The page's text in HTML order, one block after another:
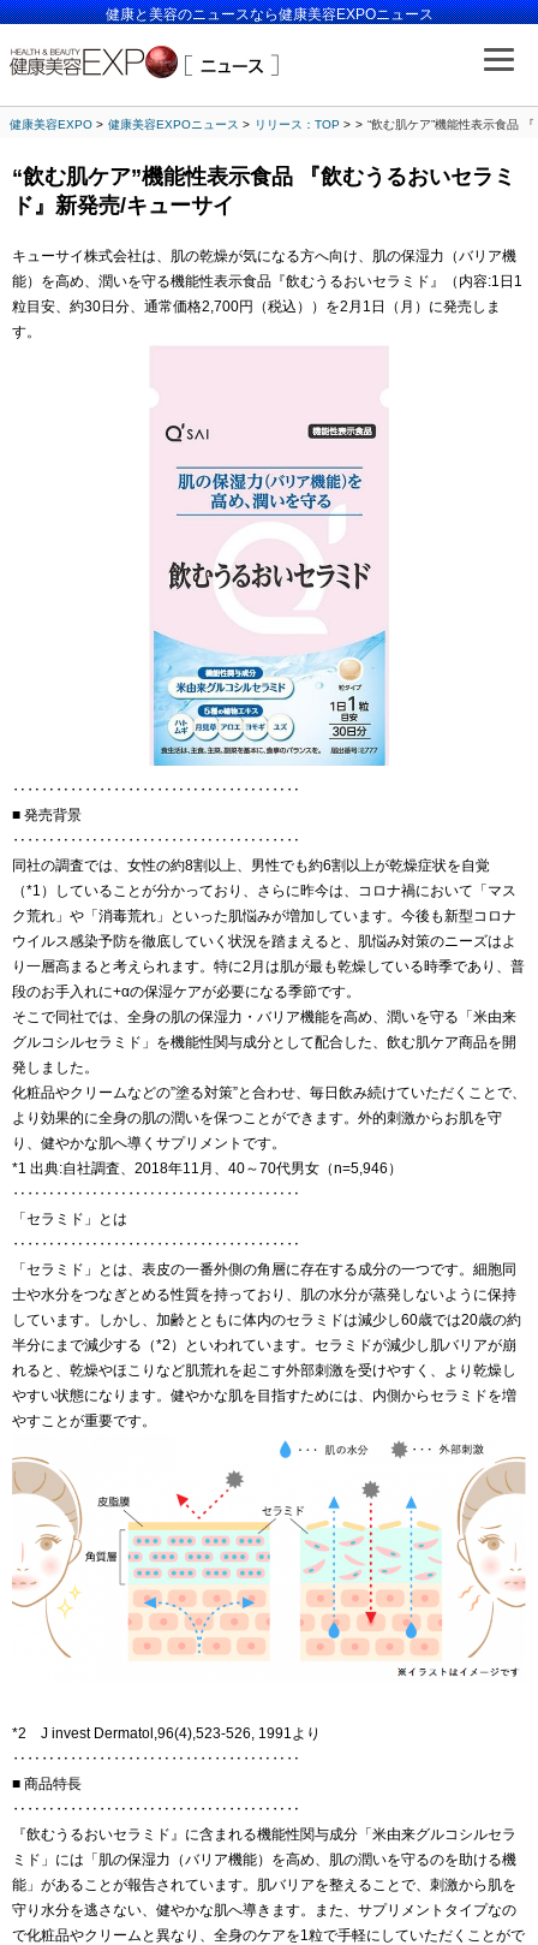
健康と美容のニュースなら健康美容EXPOニュース
健康美容EXPO 健康美容EXPOニュース リリース：TOP “飲む肌ケア”機能性表示食品
“飲む肌ケア”機能性表示食品 『飲むうるおいセラミ
ド』新発売/キューサイ
キューサイ株式会社は、肌の乾燥が気になる方へ向け、肌の保湿力（バリア機
能）を高め、潤いを守る機能性表示食品『飲むうるおいセラミド』（内容:1日1
粒目安、約30日分、通常価格2,700円（税込））を2月1日（月）に発売しま
す。
‥‥‥‥‥‥‥‥‥‥‥‥‥‥‥‥‥‥‥‥
■ 発売背景
‥‥‥‥‥‥‥‥‥‥‥‥‥‥‥‥‥‥‥‥
同社の調査では、女性の約8割以上、男性でも約6割以上が乾燥症状を自覚
（*1）していることが分かっており、さらに昨今は、コロナ禍において「マス
ク荒れ」や「消毒荒れ」といった肌悩みが増加しています。今後も新型コロナ
ウイルス感染予防を徹底していく状況を踏まえると、肌悩み対策のニーズはよ
り一層高まると考えられます。特に2月は肌が最も乾燥している時季であり、普
段のお手入れに+αの保湿ケアが必要になる季節です。
そこで同社では、全身の肌の保湿力・バリア機能を高め、潤いを守る「米由来
グルコシルセラミド」を機能性関与成分として配合した、飲む肌ケア商品を開
発しました。
化粧品やクリームなどの”塗る対策”と合わせ、毎日飲み続けていただくことで、
より効果的に全身の肌の潤いを保つことができます。外的刺激からお肌を守
り、健やかな肌へ導くサプリメントです。
*1 出典:自社調査、2018年11月、40～70代男女（n=5,946）
‥‥‥‥‥‥‥‥‥‥‥‥‥‥‥‥‥‥‥‥
「セラミド」とは
‥‥‥‥‥‥‥‥‥‥‥‥‥‥‥‥‥‥‥‥
「セラミド」とは、表皮の一番外側の角層に存在する成分の一つです。細胞同
士や水分をつなぎとめる性質を持っており、肌の水分が蒸発しないように保持
しています。しかし、加齢とともに体内のセラミドは減少し60歳では20歳の約
半分にまで減少する（*2）といわれています。セラミドが減少し肌バリアが崩
れると、乾燥やほこりなど肌荒れを起こす外部刺激を受けやすく、より乾燥し
やすい状態になります。健やかな肌を目指すためには、内側からセラミドを増
やすことが重要です。
*2 J invest Dermatol,96(4),523-526, 1991より
‥‥‥‥‥‥‥‥‥‥‥‥‥‥‥‥‥‥‥‥
■ 商品特長
‥‥‥‥‥‥‥‥‥‥‥‥‥‥‥‥‥‥‥‥
『飲むうるおいセラミド』に含まれる機能性関与成分「米由来グルコシルセラ
ミド」には「肌の保湿力（バリア機能）を高め、肌の潤いを守るのを助ける機
能」があることが報告されています。肌バリアを整えることで、刺激から肌を
守り水分を逃さない、健やかな肌へ導きます。また、サプリメントタイプなの
で化粧品やクリームと異なり、全身のケアを1粒で手軽にしていただくことがで